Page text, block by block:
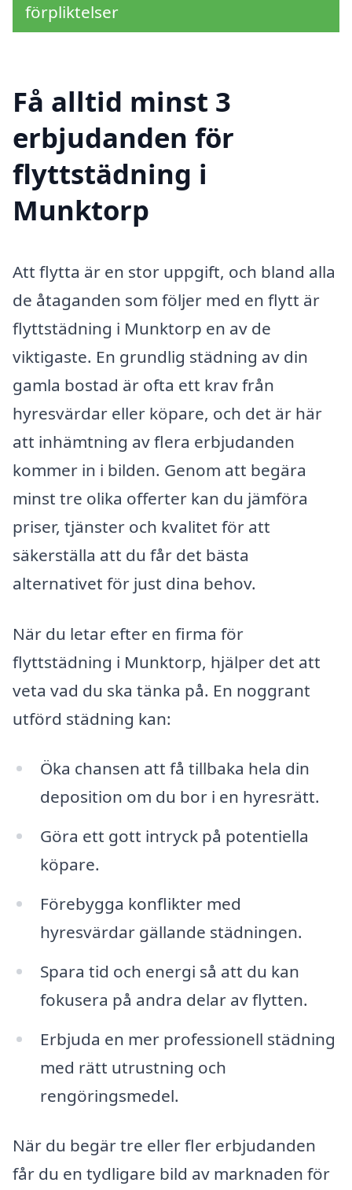
förpliktelser
Få alltid minst 3
erbjudanden för
flyttstädning i
Munktorp
Att flytta är en stor uppgift, och bland alla
de åtaganden som följer med en flytt är
flyttstädning i Munktorp en av de
viktigaste. En grundlig städning av din
gamla bostad är ofta ett krav från
hyresvärdar eller köpare, och det är här
att inhämtning av flera erbjudanden
kommer in i bilden. Genom att begära
minst tre olika offerter kan du jämföra
priser, tjänster och kvalitet för att
säkerställa att du får det bästa
alternativet för just dina behov.
När du letar efter en firma för
flyttstädning i Munktorp, hjälper det att
veta vad du ska tänka på. En noggrant
utförd städning kan:
Öka chansen att få tillbaka hela din
deposition om du bor i en hyresrätt.
Göra ett gott intryck på potentiella
köpare.
Förebygga konflikter med
hyresvärdar gällande städningen.
Spara tid och energi så att du kan
fokusera på andra delar av flytten.
Erbjuda en mer professionell städning
med rätt utrustning och
rengöringsmedel.
När du begär tre eller fler erbjudanden
får du en tydligare bild av marknaden för